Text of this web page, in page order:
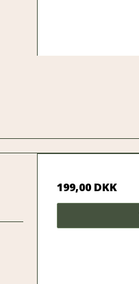
199,00 DKK